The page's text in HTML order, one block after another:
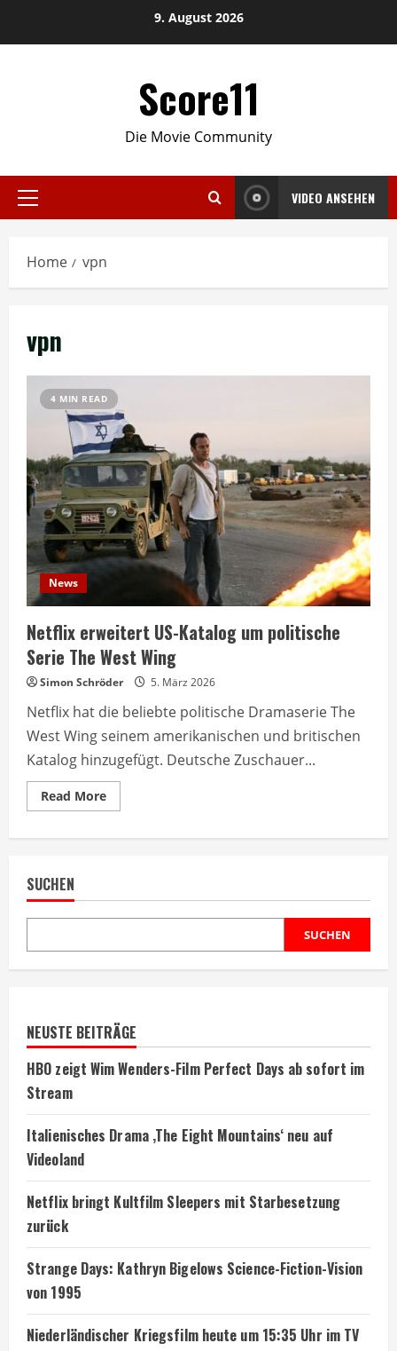
9. August 2026
Score11
Die Movie Community
Primary
VIDEO ANSEHEN
Home vpn
vpn
4 MIN READ
News
Netflix erweitert US-Katalog um politische
Serie The West Wing
Simon Schröder 5. März 2026
Netflix hat die beliebte politische Dramaserie The
West Wing seinem amerikanischen und britischen
Katalog hinzugefügt. Deutsche Zuschauer...
Read MoreRead
more
Serie
The
SUCHEN
SUCHEN
NEUSTE BEITRÄGE
HBO zeigt Wim Wenders-Film Perfect Days ab sofort im
Stream
Italienisches Drama ‚The Eight Mountains‘ neu auf
Videoland
Netflix bringt Kultfilm Sleepers mit Starbesetzung
zurück
Strange Days: Kathryn Bigelows Science-Fiction-Vision
von 1995
Niederländischer Kriegsfilm heute um 15:35 Uhr im TV